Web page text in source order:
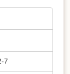
7